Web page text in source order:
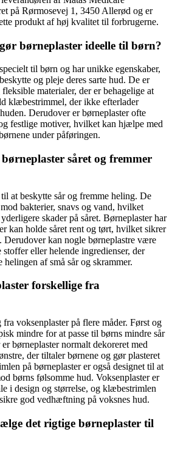
på Rørmosevej 1, 3450 Allerød og er
produkt af høj kvalitet til forbrugerne.
børneplaster ideelle til børn?
til børn og har unikke egenskaber,
og pleje deres sarte hud. De er
materialer, der er behagelige at
klæbestrimmel, der ikke efterlader
Derudover er børneplaster ofte
festlige motiver, hvilket kan hjælpe med
under påføringen.
såret og fremmer
at beskytte sår og fremme heling. De
bakterier, snavs og vand, hvilket
skader på såret. Børneplaster har
kan holde såret rent og tørt, hvilket sikrer
Derudover kan nogle børneplastre være
eller helende ingredienser, der
af små sår og skrammer.
forskellige fra
voksenplaster på flere måder. Først og
mindre for at passe til børns mindre sår
børneplaster normalt dekoreret med
der tiltaler børnene og gør plasteret
på børneplaster er også designet til at
børns følsomme hud. Voksenplaster er
i design og størrelse, og klæbestrimlen
god vedhæftning på voksnes hud.
det rigtige børneplaster til